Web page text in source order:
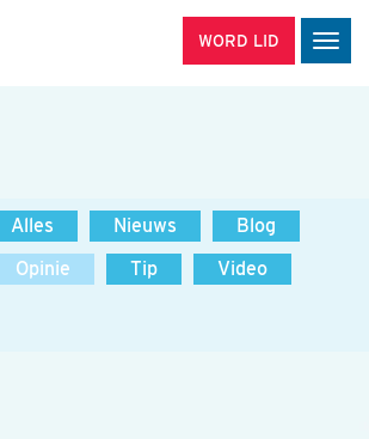
WORD LID
Alles Nieuws
Blog
Opinie Tip
Video